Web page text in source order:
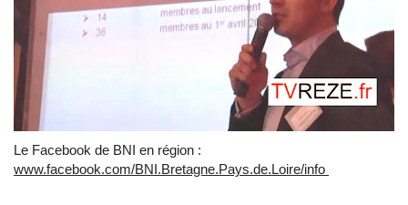
Le Facebook de BNI en région :
www.facebook.com/BNI.Bretagne.Pays.de.Loire/info